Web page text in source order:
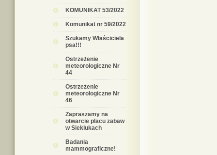
KOMUNIKAT 53/2022
Komunikat nr 59/2022
Szukamy Właściciela
psa!!!
Ostrzeżenie
meteorologiczne Nr
44
Ostrzeżenie
meteorologiczne Nr
46
Zapraszamy na
otwarcie placu zabaw
w Sieklukach
Badania
mammograficzne!